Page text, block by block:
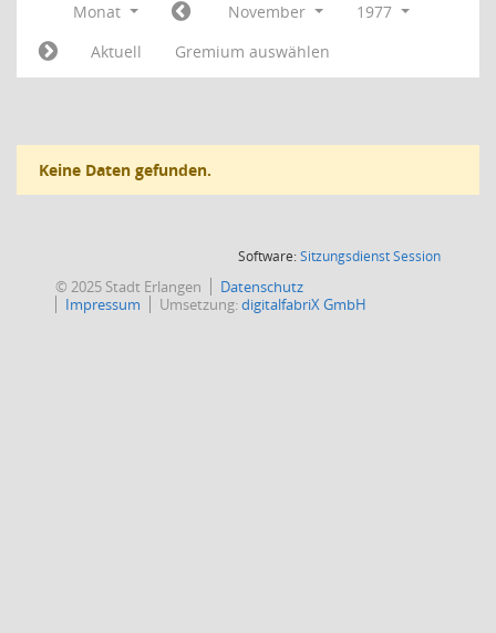
Monat November
1977
Aktuell
Gremium auswählen
Keine Daten gefunden.
Software:SitzungsdienstSession(Wird in
© 2025 Stadt Erlangen
Datenschutz
Impressum
Umsetzung:digitalfabriX GmbH